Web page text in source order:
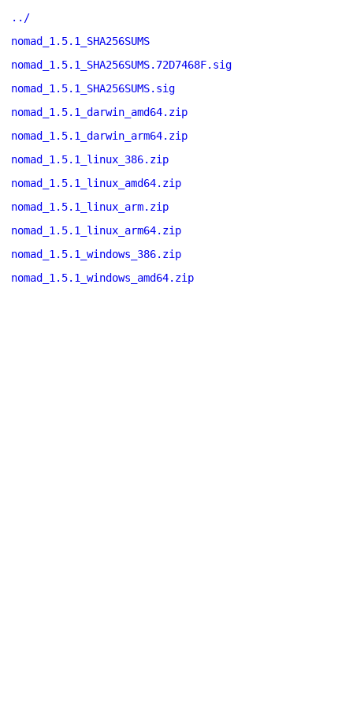
../
nomad_1.5.1_SHA256SUMS
nomad_1.5.1_SHA256SUMS.72D7468F.sig
nomad_1.5.1_SHA256SUMS.sig
nomad_1.5.1_darwin_amd64.zip
nomad_1.5.1_darwin_arm64.zip
nomad_1.5.1_linux_386.zip
nomad_1.5.1_linux_amd64.zip
nomad_1.5.1_linux_arm.zip
nomad_1.5.1_linux_arm64.zip
nomad_1.5.1_windows_386.zip
nomad_1.5.1_windows_amd64.zip